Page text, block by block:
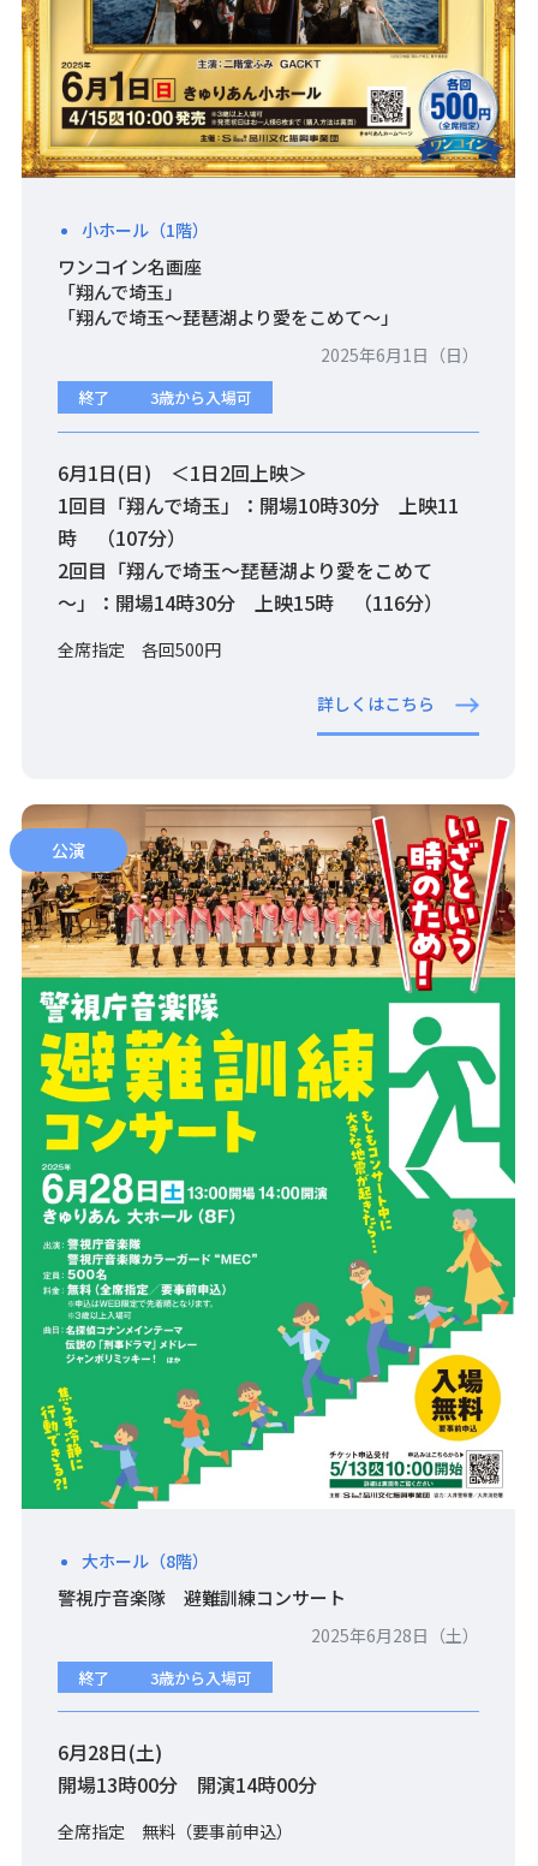
小ホール（1階）
ワンコイン名画座
「翔んで埼玉」
「翔んで埼玉～琵琶湖より愛をこめて～」
2025年6月1日（日）
終了 3歳から入場可
6月1日(日) ＜1日2回上映＞
1回目「翔んで埼玉」：開場10時30分 上映11
時 （107分）
2回目「翔んで埼玉～琵琶湖より愛をこめて
～」：開場14時30分 上映15時 （116分）
全席指定 各回500円
詳しくはこちら
大ホール（8階）
警視庁音楽隊 避難訓練コンサート
公演
2025年6月28日（土）
終了 3歳から入場可
6月28日(土)
開場13時00分 開演14時00分
全席指定 無料（要事前申込）